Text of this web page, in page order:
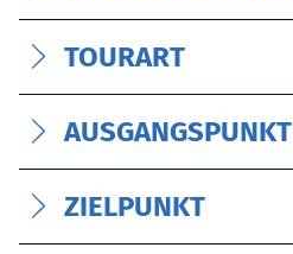
TOURART
AUSGANGSPUNKT
ZIELPUNKT